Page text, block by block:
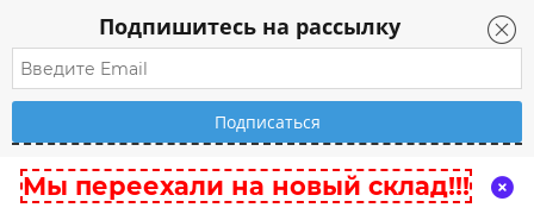
Подпишитесь на рассылку
Мы переехали на новый склад!!!